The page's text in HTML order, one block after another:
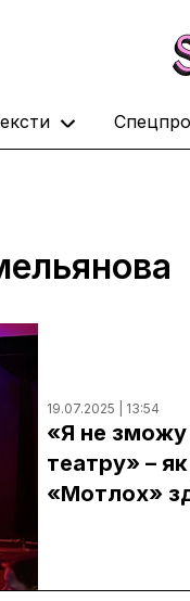
19.07.2025 | 13:54
«Я не
театру» –
«Мотлох»